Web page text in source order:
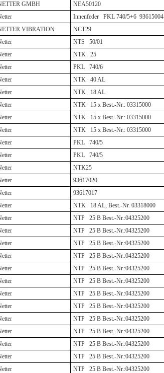
GMBH
NEA50120
Innenfeder PKL 740/5+6 93615004
VIBRATION
NCT29
NTS 50/01
NTK 25
PKL 740/6
NTK 40 AL
NTK 18 AL
NTK 15 x Best.-Nr.: 03315000
NTK 15 x Best.-Nr.: 03315000
NTK 15 x Best.-Nr.: 03315000
PKL 740/5
PKL 740/5
NTK25
93617020
93617017
NTK 18 AL, Best.-Nr. 03318000
NTP 25 B Best.-Nr.:04325200
NTP 25 B Best.-Nr.:04325200
NTP 25 B Best.-Nr.:04325200
NTP 25 B Best.-Nr.:04325200
NTP 25 B Best.-Nr.:04325200
NTP 25 B Best.-Nr.:04325200
NTP 25 B Best.-Nr.:04325200
NTP 25 B Best.-Nr.:04325200
NTP 25 B Best.-Nr.:04325200
NTP 25 B Best.-Nr.:04325200
NTP 25 B Best.-Nr.:04325200
NTP 25 B Best.-Nr.:04325200
NTP 25 B Best.-Nr.:04325200